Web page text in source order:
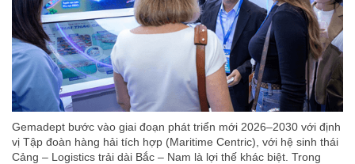
Gemadept bước vào giai đoạn phát triển mới 2026–2030 với định
vị Tập đoàn hàng hải tích hợp (Maritime Centric), với hệ sinh thái
Cảng – Logistics trải dài Bắc – Nam là lợi thế khác biệt. Trong